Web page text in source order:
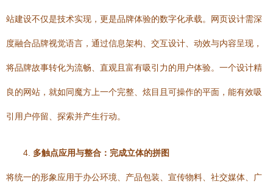
站建设不仅是技术实现，更是品牌体验的数字化承载。网页设计需深
度融合品牌视觉语言，通过信息架构、交互设计、动效与内容呈现，
将品牌故事转化为流畅、直观且富有吸引力的用户体验。一个设计精
良的网站，就如同魔方上一个完整、炫目且可操作的平面，能有效吸
引用户停留、探索并产生行动。
4. 多触点应用与整合：完成立体的拼图
将统一的形象应用于办公环境、产品包装、宣传物料、社交媒体、广